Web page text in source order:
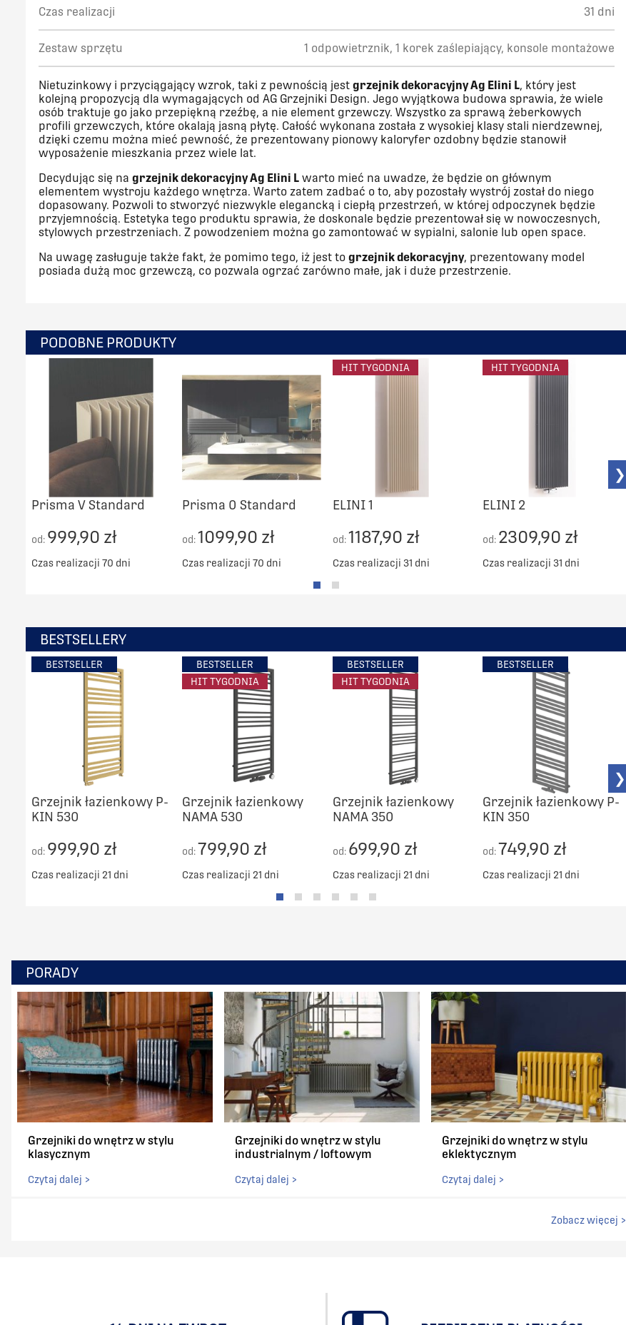
Czas realizacji 31 dni
Zestaw sprzętu 1 odpowietrznik, 1 korek zaślepiający, konsole montażowe
Nietuzinkowy i przyciągający wzrok, taki z pewnością jest grzejnik dekoracyjny Ag Elini L, który jest
kolejną propozycją dla wymagających od AG Grzejniki Design. Jego wyjątkowa budowa sprawia, że wiele
osób traktuje go jako przepiękną rzeźbę, a nie element grzewczy. Wszystko za sprawą żeberkowych
profili grzewczych, które okalają jasną płytę. Całość wykonana została z wysokiej klasy stali nierdzewnej,
dzięki czemu można mieć pewność, że prezentowany pionowy kaloryfer ozdobny będzie stanowił
wyposażenie mieszkania przez wiele lat.
Decydując się na grzejnik dekoracyjny Ag Elini L warto mieć na uwadze, że będzie on głównym
elementem wystroju każdego wnętrza. Warto zatem zadbać o to, aby pozostały wystrój został do niego
dopasowany. Pozwoli to stworzyć niezwykle elegancką i ciepłą przestrzeń, w której odpoczynek będzie
przyjemnością. Estetyka tego produktu sprawia, że doskonale będzie prezentował się w nowoczesnych,
stylowych przestrzeniach. Z powodzeniem można go zamontować w sypialni, salonie lub open space.
Na uwagę zasługuje także fakt, że pomimo tego, iż jest to grzejnik dekoracyjny, prezentowany model
posiada dużą moc grzewczą, co pozwala ogrzać zarówno małe, jak i duże przestrzenie.
PODOBNE PRODUKTY
Prisma V Standard
od: 999,90 zł
Czas realizacji 70 dni
Prisma 0 Standard
od:1099,90 zł
Czas realizacji 70 dni
HIT TYGODNIA
ELINI 1
od:1187,90 zł
Czas realizacji 31 dni
HIT TYGODNIA
ELINI 2
od: 2309,90 zł
Czas realizacji 31 dni
❯
BESTSELLERY
BESTSELLER
Grzejnik łazienkowy P-
KIN 530
od: 999,90 zł
Czas realizacji 21 dni
BESTSELLER
HIT TYGODNIA
Grzejnik łazienkowy
NAMA 530
od:799,90 zł
Czas realizacji 21 dni
BESTSELLER
HIT TYGODNIA
Grzejnik łazienkowy
NAMA 350
od: 699,90 zł
Czas realizacji 21 dni
BESTSELLER
Grzejnik łazienkowy P-
KIN 350
od: 749,90 zł
Czas realizacji 21 dni
❯
PORADY
Grzejniki do wnętrz w stylu
klasycznym
Czytaj dalej >
Grzejniki do wnętrz w stylu
industrialnym / loftowym
Czytaj dalej >
Grzejniki do wnętrz w stylu
eklektycznym
Czytaj dalej >
Zobacz więcej >